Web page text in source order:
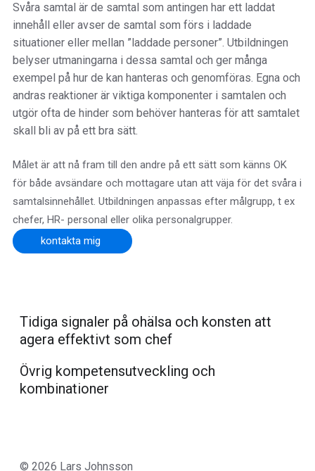
Svåra samtal är de samtal som antingen har ett laddat
innehåll eller avser de samtal som förs i laddade
situationer eller mellan ”laddade personer”. Utbildningen
belyser utmaningarna i dessa samtal och ger många
exempel på hur de kan hanteras och genomföras. Egna och
andras reaktioner är viktiga komponenter i samtalen och
utgör ofta de hinder som behöver hanteras för att samtalet
skall bli av på ett bra sätt.
Målet är att nå fram till den andre på ett sätt som känns OK
för både avsändare och mottagare utan att väja för det svåra i
samtalsinnehållet. Utbildningen anpassas efter målgrupp, t ex
chefer, HR- personal eller olika personalgrupper.
kontakta mig
Tidiga signaler på ohälsa och konsten att
agera effektivt som chef
Övrig kompetensutveckling och
kombinationer
© 2026 Lars Johnsson